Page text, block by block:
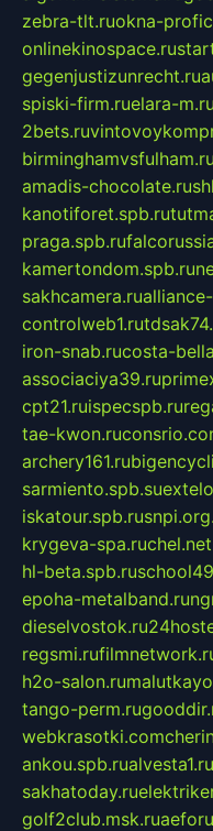
zebra-tlt.ruokna-
onlinekinospace.ru
gegenjustizunrecht.ru
spiski-firm.ruelara-m.ru
2bets.ru
birminghamvsfulham.ru
amadis-chocolate.ru
kanotiforet.spb.ru
praga.spb.ru
kamertondom.spb.ru
sakhcamera.ru
controlweb1.ru
iron-snab.rucosta-
associaciya39.ru
cpt21.ruispecspb.ru
tae-kwon.ru
archery161.ru
sarmiento.spb.su
iskatour.spb.ru
krygeva-spa.ru
hl-beta.spb.ru
epoha-metalband.ru
dieselvostok.ru
regsmi.ru
h2o-salon.ru
tango-perm.ru
webkrasotki.com
ankou.spb.rualvesta1.ru
sakhatoday.ru
golf2club.msk.ru